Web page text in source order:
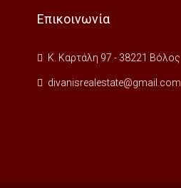
Επικοινωνία
Κ. Καρτάλη 97 - 38221 Βόλος
divanisrealestate@gmail.com